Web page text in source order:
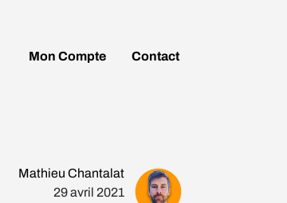
Mon Compte Contact
Mathieu Chantalat
29 avril 2021